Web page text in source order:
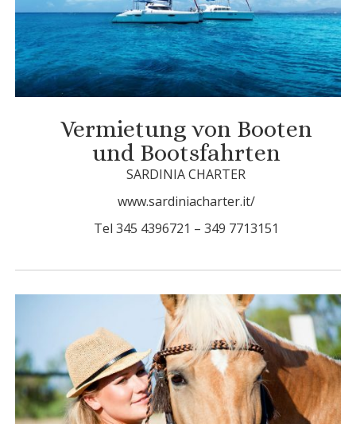
Vermietung von Booten
und Bootsfahrten
SARDINIA CHARTER
www.sardiniacharter.it/
Tel 345 4396721 – 349 7713151